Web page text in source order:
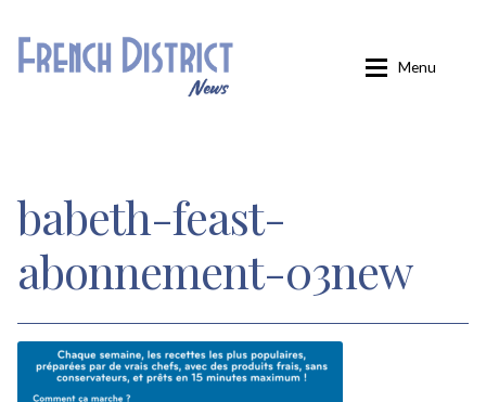
Aller
à
Aller
au
Menu
Carminati
Confirmation
Inscription éditions locales
babeth-feast-
abonnement-03new